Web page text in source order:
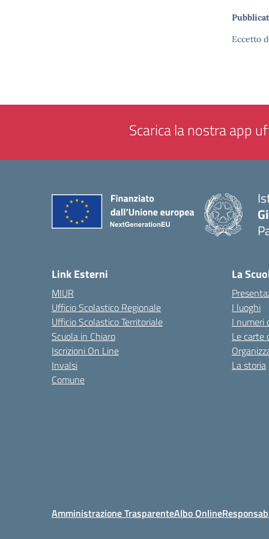
Eccetto
Scarica la nostra app
Link Esterni
MIUR
Ufficio Scolastico Regionale
Ufficio Scolastico Territoriale
Scuola in Chiaro
Iscrizioni On Line
Invalsi
Comune
La
I luoghi
I numeri
Le carte
La storia
Amministrazione TrasparenteAlbo Online